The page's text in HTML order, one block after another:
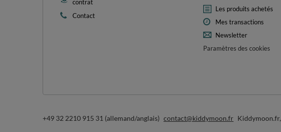
contrat
Contact
Les produits achetés
Mes transactions
Newsletter
Paramètres des cookies
+49 32 2210 915 31 (allemand/anglais) contact@kiddymoon.fr Kiddymoon.fr,